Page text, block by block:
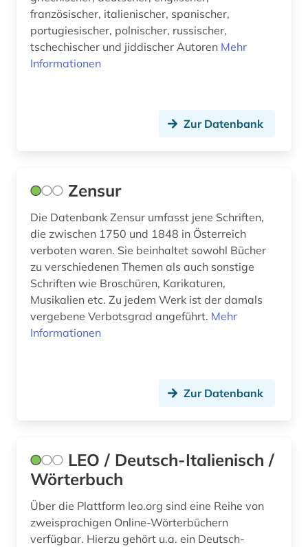
korpus (1)
korpus (6)
der stadt kassel (1)
latein (13)
laut (1)
lebensmittel (4)
lehnwort (1)
linguistik (2)
literatur (55)
literaturen und kulturen (4)
literaturgeschichte (3)
französischer, italienischer, spanischer,
portugiesischer, polnischer, russischer,
tschechischer und jiddischer Autoren Mehr
Informationen
Zur Datenbank
Zensur
Die Datenbank Zensur umfasst jene Schriften,
die zwischen 1750 und 1848 in Österreich
verboten waren. Sie beinhaltet sowohl Bücher
zu verschiedenen Themen als auch sonstige
Schriften wie Broschüren, Karikaturen,
Musikalien etc. Zu jedem Werk ist der damals
vergebene Verbotsgrad angeführt. Mehr
Informationen
Zur Datenbank
LEO / Deutsch-Italienisch /
Wörterbuch
Über die Plattform leo.org sind eine Reihe von
zweisprachigen Online-Wörterbüchern
verfügbar. Hierzu gehört u.a. ein Deutsch-